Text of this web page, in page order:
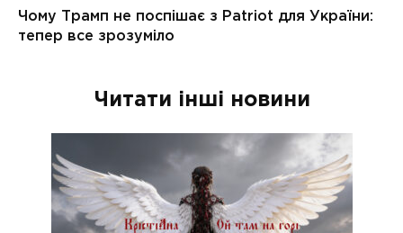
Читати інші новини